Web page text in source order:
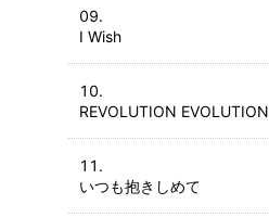
I Wish
REVOLUTION EVOLUTION
いつも抱きしめて